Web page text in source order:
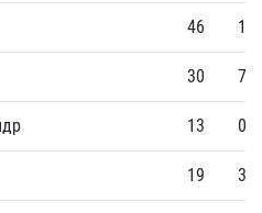
46 1
30 7
13 0
19 3